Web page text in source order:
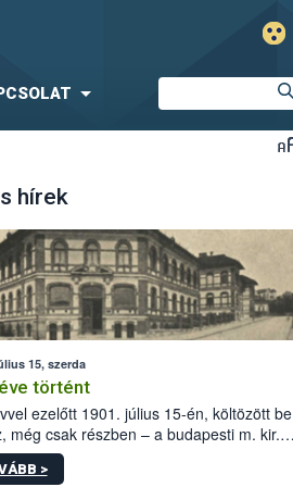
hírek
15, szerda
történt
ezelőtt 1901. július 15-én, költözött be
még csak részben – a budapesti m. kir.
állomás a Kis Rókus utca
alatti, Czigler Győző által tervezett új
>